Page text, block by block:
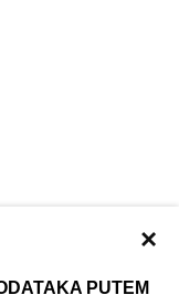
×
PUTEM